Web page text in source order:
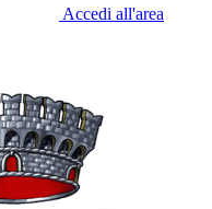
Accedi all'area